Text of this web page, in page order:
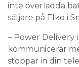
inte överladda
säljare på Elko i
– Power
kommunicerar
stoppar in din